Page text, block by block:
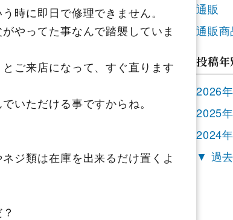
時に即日で修理できません。
やってた事なんで踏襲していま
ご来店になって、すぐ直ります
いただける事ですからね。
ジ類は在庫を出来るだけ置くよ
通販
通販商
投稿年
2026年
2025年
2024年
▼ 過